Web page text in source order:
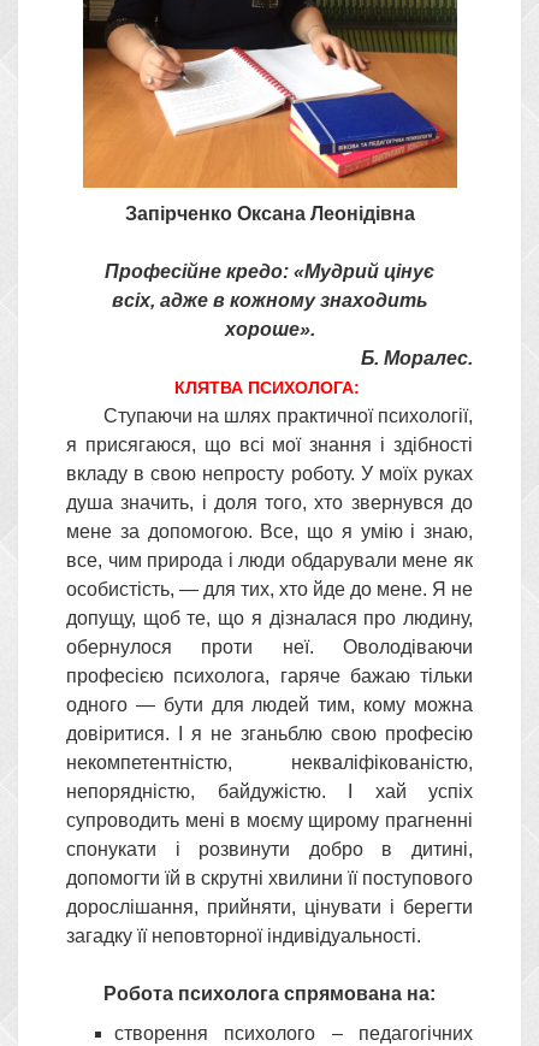
Запірченко Оксана Леонідівна
Професійне кредо: «Мудрий цінує
всіх, адже в кожному знаходить
хороше».
Б. Моралес.
КЛЯТВА ПСИХОЛОГА:
Ступаючи на шлях практичної психології,
я присягаюся, що всі мої знання і здібності
вкладу в свою непросту роботу. У моїх руках
душа значить, і доля того, хто звернувся до
мене за допомогою. Все, що я умію і знаю,
все, чим природа і люди обдарували мене як
особистість, — для тих, хто йде до мене. Я не
допущу, щоб те, що я дізналася про людину,
обернулося проти неї. Оволодіваючи
професією психолога, гаряче бажаю тільки
одного — бути для людей тим, кому можна
довіритися. І я не зганьблю свою професію
некомпетентністю, некваліфікованістю,
непорядністю, байдужістю. І хай успіх
супроводить мені в моєму щирому прагненні
спонукати і розвинути добро в дитині,
допомогти їй в скрутні хвилини її поступового
дорослішання, прийняти, цінувати і берегти
загадку її неповторної індивідуальності.
Робота психолога спрямована на:
створення психолого – педагогічних